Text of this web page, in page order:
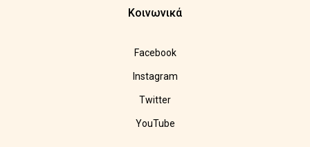
Κοινωνικά
Facebook
Instagram
Twitter
YouTube